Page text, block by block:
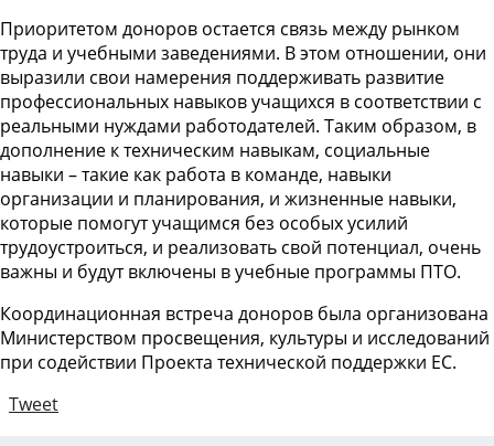
Приоритетом доноров остается связь между рынком
труда и учебными заведениями. В этом отношении, они
выразили свои намерения поддерживать развитие
профессиональных навыков учащихся в соответствии с
реальными нуждами работодателей. Таким образом, в
дополнение к техническим навыкам, социальные
навыки – такие как работа в команде, навыки
организации и планирования, и жизненные навыки,
которые помогут учащимся без особых усилий
трудоустроиться, и реализовать свой потенциал, очень
важны и будут включены в учебные программы ПТО.
Координационная встреча доноров была организована
Министерством просвещения, культуры и исследований
при содействии Проекта технической поддержки ЕС.
Tweet